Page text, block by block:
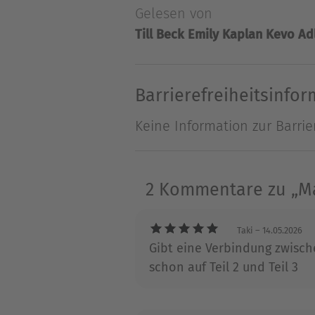
ganzen Spektakel nichts,
Außenseiterin warten nicht
nicht nur ihr untotes Leben
Gelesen von
Till Beck Emily Kaplan Kevo
Keine Information zur
2 Kommentare zu
Taki – 14.05.2026
Gibt eine Verbindung
schon auf Teil 2 und Teil 3